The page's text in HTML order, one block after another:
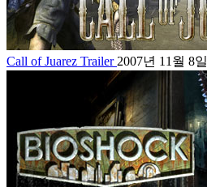
Call of Juarez Trailer 2007년 11월 8일